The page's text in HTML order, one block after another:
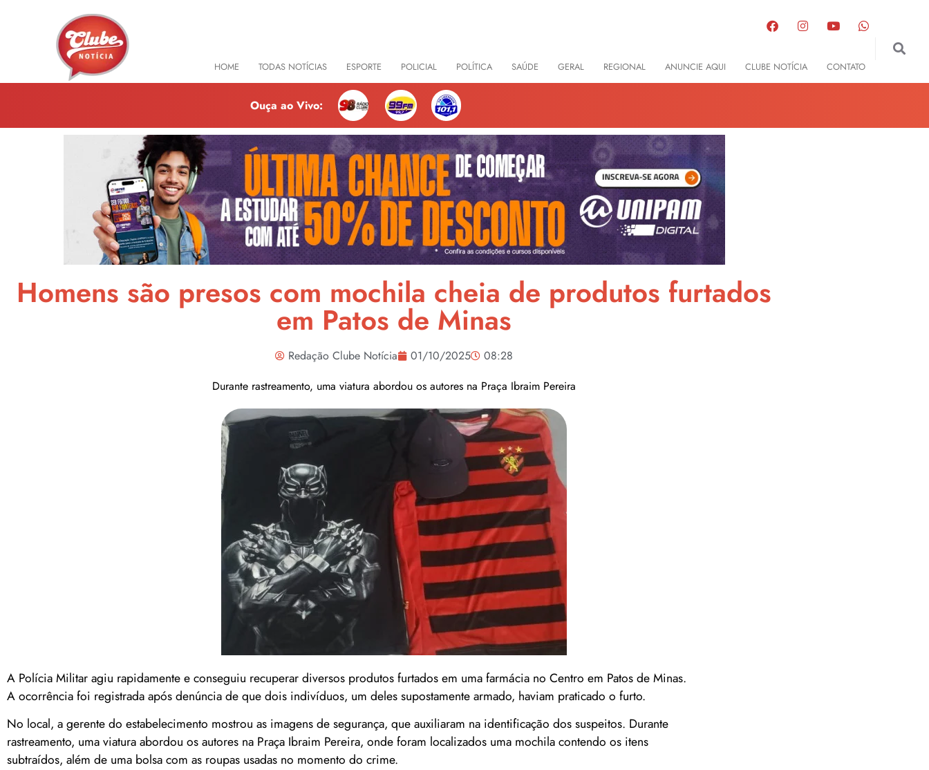
HOME TODAS NOTÍCIAS ESPORTE POLICIAL POLÍTICA SAÚDE GERAL REGIONAL ANUNCIE AQUI CLUBE NOTÍCIA CONTATO
Ouça ao Vivo:
Homens são presos com mochila cheia de produtos furtados
em Patos de Minas
Redação Clube Notícia 01/10/2025
08:28
Durante rastreamento, uma viatura abordou os autores na Praça Ibraim Pereira
A Polícia Militar agiu rapidamente e conseguiu recuperar diversos produtos furtados em uma farmácia no Centro em Patos de Minas.
A ocorrência foi registrada após denúncia de que dois indivíduos, um deles supostamente armado, haviam praticado o furto.
No local, a gerente do estabelecimento mostrou as imagens de segurança, que auxiliaram na identificação dos suspeitos. Durante
rastreamento, uma viatura abordou os autores na Praça Ibraim Pereira, onde foram localizados uma mochila contendo os itens
subtraídos, além de uma bolsa com as roupas usadas no momento do crime.